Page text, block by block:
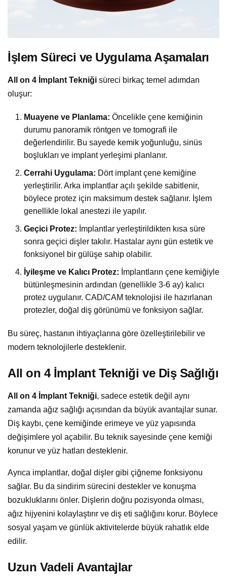
İşlem Süreci ve Uygulama Aşamaları
All on 4 İmplant Tekniği süreci birkaç temel adımdan
oluşur:
Muayene ve Planlama: Öncelikle çene kemiğinin
durumu panoramik röntgen ve tomografi ile
değerlendirilir. Bu sayede kemik yoğunluğu, sinüs
boşlukları ve implant yerleşimi planlanır.
Cerrahi Uygulama: Dört implant çene kemiğine
yerleştirilir. Arka implantlar açılı şekilde sabitlenir,
böylece protez için maksimum destek sağlanır. İşlem
genellikle lokal anestezi ile yapılır.
Geçici Protez: İmplantlar yerleştirildikten kısa süre
sonra geçici dişler takılır. Hastalar aynı gün estetik ve
fonksiyonel bir gülüşe sahip olabilir.
İyileşme ve Kalıcı Protez: İmplantların çene kemiğiyle
bütünleşmesinin ardından (genellikle 3-6 ay) kalıcı
protez uygulanır. CAD/CAM teknolojisi ile hazırlanan
protezler, doğal diş görünümü ve fonksiyon sağlar.
Bu süreç, hastanın ihtiyaçlarına göre özelleştirilebilir ve
modern teknolojilerle desteklenir.
All on 4 İmplant Tekniği ve Diş Sağlığı
All on 4 İmplant Tekniği, sadece estetik değil aynı
zamanda ağız sağlığı açısından da büyük avantajlar sunar.
Diş kaybı, çene kemiğinde erimeye ve yüz yapısında
değişimlere yol açabilir. Bu teknik sayesinde çene kemiği
korunur ve yüz hatları desteklenir.
Ayrıca implantlar, doğal dişler gibi çiğneme fonksiyonu
sağlar. Bu da sindirim sürecini destekler ve konuşma
bozukluklarını önler. Dişlerin doğru pozisyonda olması,
ağız hijyenini kolaylaştırır ve diş eti sağlığını korur. Böylece
sosyal yaşam ve günlük aktivitelerde büyük rahatlık elde
edilir.
Uzun Vadeli Avantajlar